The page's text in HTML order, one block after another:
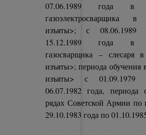
07.06.1989 года в
газоэлектросварщика
изъяты>; с 08.06.1989
15.12.1989 года в
газосварщика – слесаря
изъяты>; периода обучения
изъяты> с 01.09.1979
06.07.1982 года, периода
рядах Советской Армии по
29.10.1983 года по